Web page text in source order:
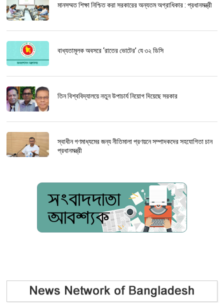
মানসম্মত শিক্ষা নিশ্চিত করা সরকারের অন্যতম অগ্রাধিকার : প্রধানমন্ত্রী
বাধ্যতামূলক অবসরে ‘রাতের ভোটের’ যে ৩২ ডিসি
তিন বিশ্ববিদ্যালয়ে নতুন উপাচার্য নিয়োগ দিয়েছে সরকার
স্বাধীন গণমাধ্যমের জন্য নীতিমালা প্রণয়নে সম্পাদকদের সহযোগিতা চান
প্রধানমন্ত্রী